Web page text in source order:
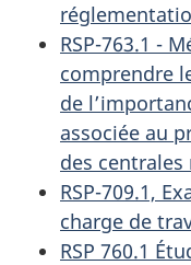
RSP-763.1 -
comprendre
de
associée au
des centrales
RSP-709.1,
charge de
RSP 760.1